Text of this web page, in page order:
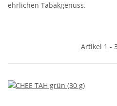
ehrlichen Tabakgenuss.
Artikel 1 -